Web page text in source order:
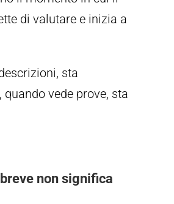
di valutare e inizia a
sta
quando vede prove, sta
non significa